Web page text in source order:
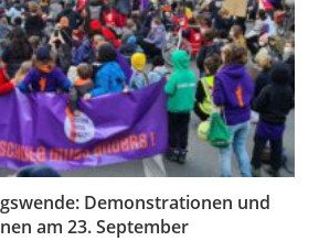
Demonstrationen und
am 23. September